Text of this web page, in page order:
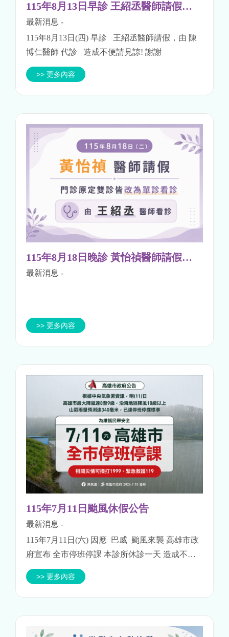
115年8月13日早診 王紹丞醫師請假公告
最新消息 -
115年8月13日(四) 早診 王紹丞醫師請假，由 陳
博仁醫師 代診 造成不便請見諒! 謝謝
>> 更多內容
115年8月18日晚診 黃怡禎醫師請假公告
最新消息 -
>> 更多內容
115年7月11日颱風休假公告
最新消息 -
115年7月11日(六) 因應 巴威 颱風來襲 高雄市政
府宣布 全市停班停課 本診所休診一天 造成不便
請見諒
>> 更多內容